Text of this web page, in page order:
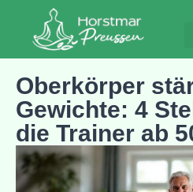
Oberkörper
Gewichte: 4
die Trainer ab